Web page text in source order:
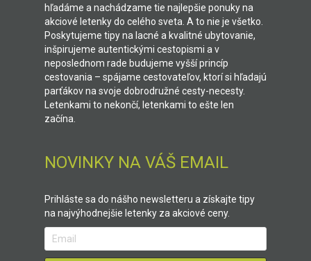
hľadáme a nachádzame tie najlepšie ponuky na
akciové letenky do celého sveta. A to nie je všetko.
Poskytujeme tipy na lacné a kvalitné ubytovanie,
inšpirujeme autentickými cestopismi a v
neposlednom rade budujeme vyšší princíp
cestovania – spájame cestovateľov, ktorí si hľadajú
parťákov na svoje dobrodružné cesty-necesty.
Letenkami to nekončí, letenkami to ešte len
začína.
NOVINKY NA VÁŠ EMAIL
Prihláste sa do nášho newsletteru a získajte tipy
na najvýhodnejšie letenky za akciové ceny.